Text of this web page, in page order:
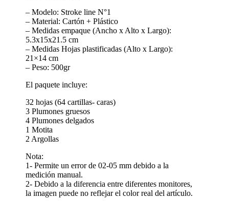
– Modelo: Stroke line N°1
– Material: Cartón + Plástico
– Medidas empaque (Ancho x Alto x Largo):
5.3x15x21.5 cm
– Medidas Hojas plastificadas (Alto x Largo):
21×14 cm
– Peso: 500gr
El paquete incluye:
32 hojas (64 cartillas- caras)
3 Plumones gruesos
4 Plumones delgados
1 Motita
2 Argollas
Nota:
1- Permite un error de 02-05 mm debido a la
medición manual.
2- Debido a la diferencia entre diferentes monitores,
la imagen puede no reflejar el color real del artículo.